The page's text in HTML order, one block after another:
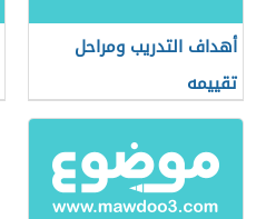
أهداف التدريب ومراحل
تقييمه